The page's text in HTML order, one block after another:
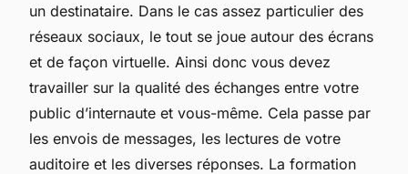
un destinataire. Dans le cas assez particulier des
réseaux sociaux, le tout se joue autour des écrans
et de façon virtuelle. Ainsi donc vous devez
travailler sur la qualité des échanges entre votre
public d’internaute et vous-même. Cela passe par
les envois de messages, les lectures de votre
auditoire et les diverses réponses. La formation